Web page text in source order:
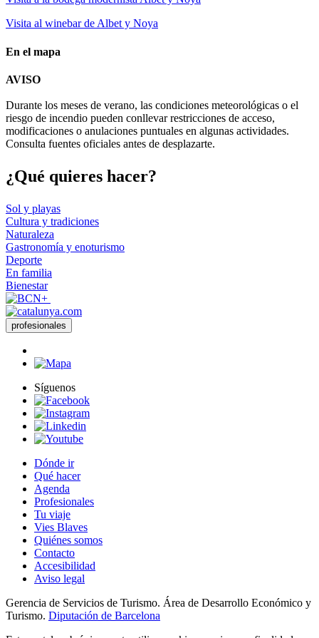
Visita al winebar de Albet y Noya
En el mapa
−
AVISO
Durante los meses de verano, las condiciones meteorológicas o el
riesgo de incendio pueden conllevar restricciones de acceso,
modificaciones o anulaciones puntuales en algunas actividades.
Consulta fuentes oficiales antes de desplazarte.
¿Qué quieres hacer?
Sol y playas
Cultura y tradiciones
Naturaleza
Gastronomía y enoturismo
Deporte
En familia
Bienestar
profesionales
Síguenos
Dónde ir
Qué hacer
Agenda
Profesionales
Tu viaje
Vies Blaves
Quiénes somos
Contacto
Accesibilidad
Aviso legal
Gerencia de Servicios de Turismo. Área de Desarrollo Económico y
Turismo. Diputación de Barcelona